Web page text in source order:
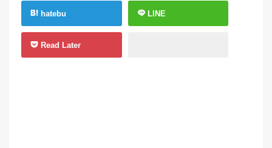
hatebu LINE
Read Later